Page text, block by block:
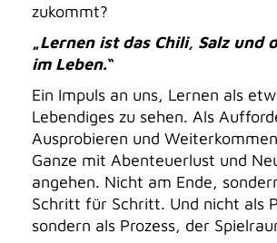
zukommt?
„Lernen ist das Chili, Salz und
im Leben.“
Ein Impuls an uns, Lernen als
Lebendiges zu sehen. Als
Ausprobieren und
Ganze mit Abenteuerlust und
angehen. Nicht am Ende,
Schritt für Schritt. Und nicht als
sondern als Prozess, der